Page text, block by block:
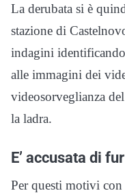
La derubata si è
stazione di
indagini
alle immagini dei
videosorveglianza
la ladra.
E’ accusata di
Per questi motivi con